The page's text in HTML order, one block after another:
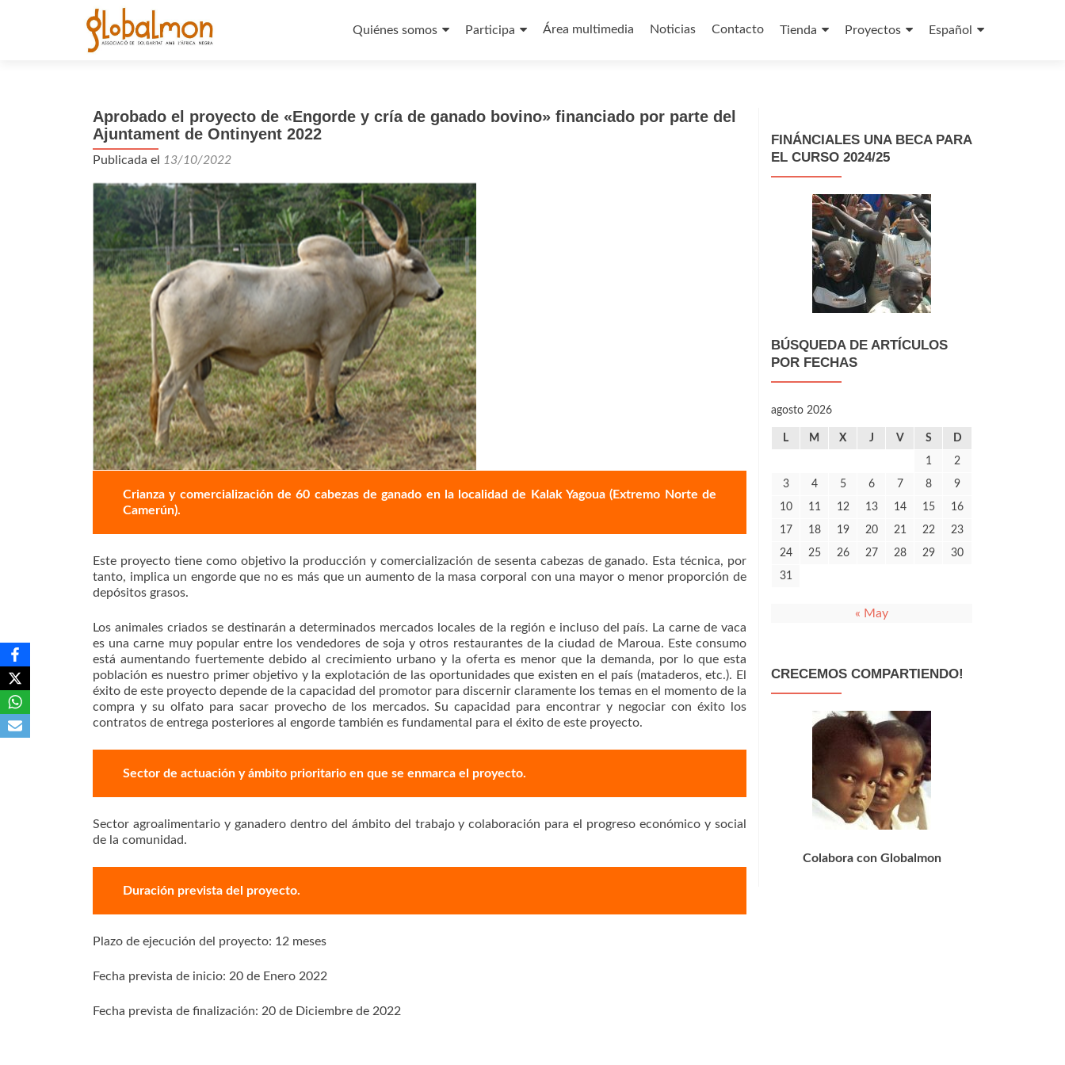
al
Quiénes somos Participa Área multimedia Noticias Contacto Tienda Proyectos Español
Aprobado el proyecto de «Engorde y cría de ganado bovino» financiado por parte del
Ajuntament de Ontinyent 2022
Publicada el 13/10/2022
Crianza y comercialización de 60 cabezas de ganado en la localidad de Kalak Yagoua (Extremo Norte de
Camerún).
Este proyecto tiene como objetivo la producción y comercialización de sesenta cabezas de ganado. Esta técnica, por
tanto, implica un engorde que no es más que un aumento de la masa corporal con una mayor o menor proporción de
depósitos grasos.
Los animales criados se destinarán a determinados mercados locales de la región e incluso del país. La carne de vaca
es una carne muy popular entre los vendedores de soja y otros restaurantes de la ciudad de Maroua. Este consumo
está aumentando fuertemente debido al crecimiento urbano y la oferta es menor que la demanda, por lo que esta
población es nuestro primer objetivo y la explotación de las oportunidades que existen en el país (mataderos, etc.). El
éxito de este proyecto depende de la capacidad del promotor para discernir claramente los temas en el momento de la
compra y su olfato para sacar provecho de los mercados. Su capacidad para encontrar y negociar con éxito los
contratos de entrega posteriores al engorde también es fundamental para el éxito de este proyecto.
Sector de actuación y ámbito prioritario en que se enmarca el proyecto.
Sector agroalimentario y ganadero dentro del ámbito del trabajo y colaboración para el progreso económico y social
de la comunidad.
Duración prevista del proyecto.
Plazo de ejecución del proyecto: 12 meses
Fecha prevista de inicio: 20 de Enero 2022
Fecha prevista de finalización: 20 de Diciembre de 2022
FINÁNCIALES UNA BECA PARA
EL CURSO 2024/25
BÚSQUEDA DE ARTÍCULOS
POR FECHAS
agosto 2026
L M X J V S D
1 2
3 4 5 6 7 8 9
10 11 12 13 14 15 16
17 18 19 20 21 22 23
24 25 26 27 28 29 30
31
« May
CRECEMOS COMPARTIENDO!
Colabora con Globalmon